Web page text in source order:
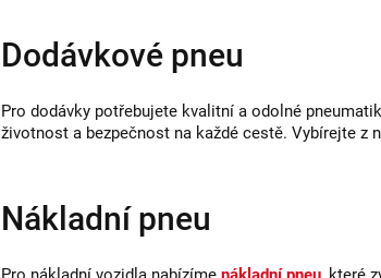
Dodávkové pneu
Pro dodávky potřebujete kvalitní a odolné
životnost a bezpečnost na každé cestě. Vybírejte z
Nákladní pneu